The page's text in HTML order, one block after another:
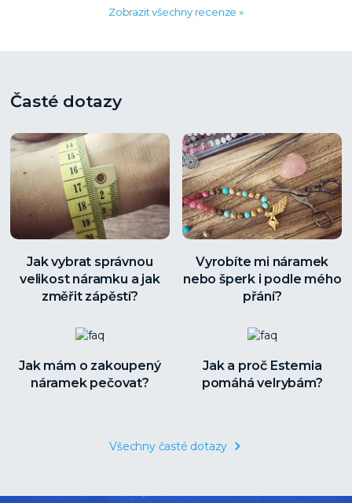
Zobrazit všechny recenze »
Časté dotazy
Jak vybrat správnou
velikost náramku a jak
změřit zápěstí?
Vyrobíte mi náramek
nebo šperk i podle mého
přání?
Jak mám o zakoupený
náramek pečovat?
Jak a proč Estemia
pomáhá velrybám?
Všechny časté dotazy